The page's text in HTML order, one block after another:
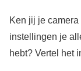
Ken jij je
instellingen je
hebt? Vertel het